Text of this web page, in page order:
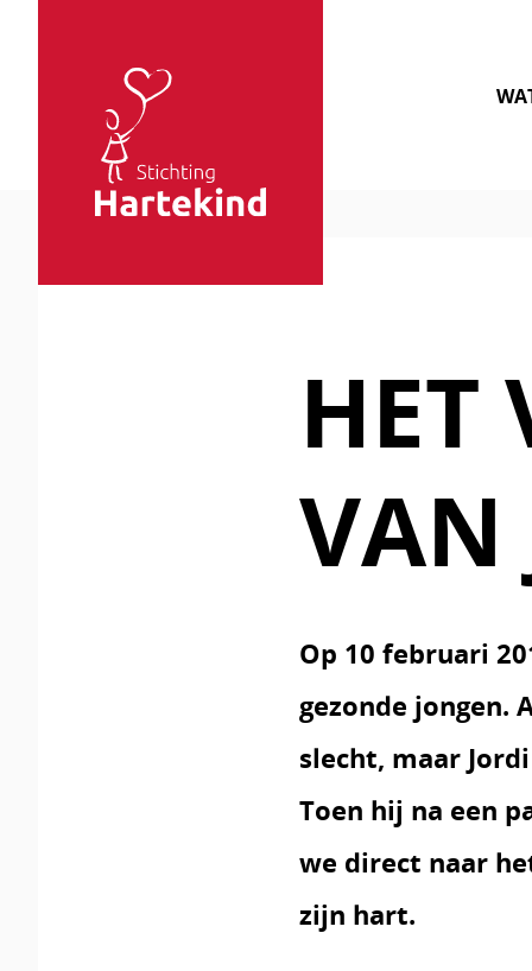
Stichting
Hartekind
HET
VAN
Op 10 februari
gezonde
slecht, maar
Toen hij na een
we direct naar
zijn hart.